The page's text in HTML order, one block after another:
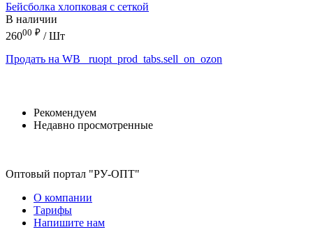
Бейсболка хлопковая с сеткой
В наличии
26000 ₽ / Шт
Продать на WB
_ruopt_prod_tabs.sell_on_ozon
Рекомендуем
Недавно просмотренные
Оптовый портал "РУ-ОПТ"
О компании
Тарифы
Напишите нам